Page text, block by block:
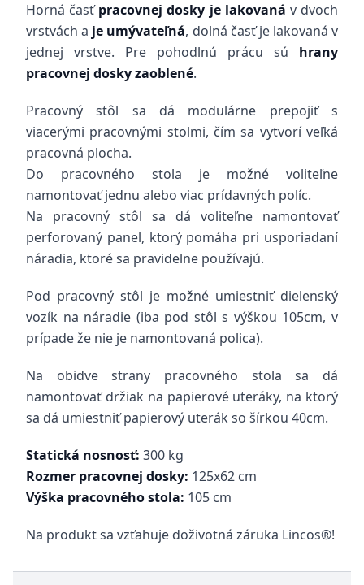
Horná časťpracovnej dosky je lakovaná v dvoch
vrstvách a je umývateľná, dolná časť je lakovaná v
jednej vrstve. Pre pohodlnú prácu sú hrany
pracovnej dosky zaoblené.
Pracovný stôl sa dá modulárne prepojiť s
viacerými pracovnými stolmi, čím sa vytvorí veľká
pracovná plocha.
Do pracovného stola je možné voliteľne
namontovať jednu alebo viac prídavných políc.
Na pracovný stôl sa dá voliteľne namontovať
perforovaný panel, ktorý pomáha pri usporiadaní
náradia, ktoré sa pravidelne používajú.
Pod pracovný stôl je možné umiestniť dielenský
vozík na náradie (iba pod stôl s výškou 105cm, v
prípade že nie je namontovaná polica).
Na obidve strany pracovného stola sa dá
namontovať držiak na papierové uteráky, na ktorý
sa dá umiestniť papierový uterák so šírkou 40cm.
Statická nosnosť: 300 kg
Rozmer pracovnej dosky: 125x62 cm
Výška pracovného stola: 105 cm
Na produkt sa vzťahuje doživotná záruka Lincos®!